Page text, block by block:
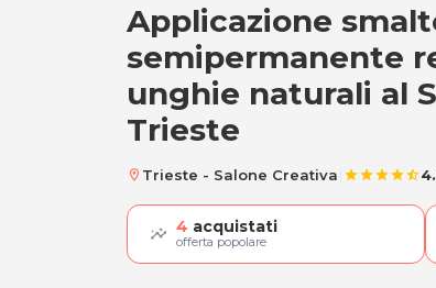
Applicazione
Applicazione
semipermanente
unghie naturali al
Trieste
location_on Trieste - Salone Creativa starstarstarstarstar_half
4 acquistati
offerta popolare